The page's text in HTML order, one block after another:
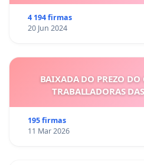
4 194 firmas
20 Jun 2024
BAIXADA DO PREZO DO
TRABALLADORAS
195 firmas
11 Mar 2026